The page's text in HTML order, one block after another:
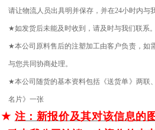
请让物流人员出具明并保存，并在24小时内与
★如发货后未能及时收到，请及时与我们联系。
★本公司原料售后的注塑加工由客户负责，如
与您共同协商处理。
★本公司随货的基本资料包括《送货单》两联
名片》一张
★ 注：新报价及其对该信息的